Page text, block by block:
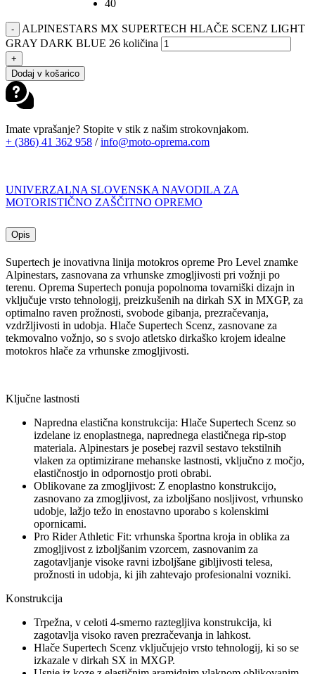
40
-
ALPINESTARS MX SUPERTECH HLAČE SCENZ LIGHT
GRAY DARK BLUE 26 količina
+
Dodaj v košarico
Imate vprašanje? Stopite v stik z našim strokovnjakom.
+ (386) 41 362 958 /info@moto-oprema.com
UNIVERZALNA SLOVENSKA NAVODILA ZA
MOTORISTIČNO ZAŠČITNO OPREMO
Opis
Supertech je inovativna linija motokros opreme Pro Level znamke
Alpinestars, zasnovana za vrhunske zmogljivosti pri vožnji po
terenu. Oprema Supertech ponuja popolnoma tovarniški dizajn in
vključuje vrsto tehnologij, preizkušenih na dirkah SX in MXGP, za
optimalno raven prožnosti, svobode gibanja, prezračevanja,
vzdržljivosti in udobja. Hlače Supertech Scenz, zasnovane za
tekmovalno vožnjo, so s svojo atletsko dirkaško krojem idealne
motokros hlače za vrhunske zmogljivosti.
Ključne lastnosti
Napredna elastična konstrukcija: Hlače Supertech Scenz so
izdelane iz enoplastnega, naprednega elastičnega rip-stop
materiala. Alpinestars je posebej razvil sestavo tekstilnih
vlaken za optimizirane mehanske lastnosti, vključno z močjo,
elastičnostjo in odpornostjo proti obrabi.
Oblikovane za zmogljivost: Z enoplastno konstrukcijo,
zasnovano za zmogljivost, za izboljšano nosljivost, vrhunsko
udobje, lažjo težo in enostavno uporabo s kolenskimi
opornicami.
Pro Rider Athletic Fit: vrhunska športna kroja in oblika za
zmogljivost z izboljšanim vzorcem, zasnovanim za
zagotavljanje visoke ravni izboljšane gibljivosti telesa,
prožnosti in udobja, ki jih zahtevajo profesionalni vozniki.
Konstrukcija
Trpežna, v celoti 4-smerno raztegljiva konstrukcija, ki
zagotavlja visoko raven prezračevanja in lahkost.
Hlače Supertech Scenz vključujejo vrsto tehnologij, ki so se
izkazale v dirkah SX in MXGP.